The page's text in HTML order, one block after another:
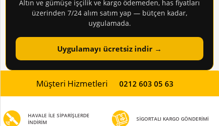
Altın ve gümüşe işçilik ve kargo ödemeden, has fiyatları
üzerinden 7/24 alım satım yap — bütçen kadar,
uygulamada.
Uygulamayı ücretsiz indir →
Müşteri Hizmetleri 0212 603 05 63
HAVALE İLE SİPARİŞLERDE
İNDİRİM
SİGORTALI KARGO GÖNDERİMİ